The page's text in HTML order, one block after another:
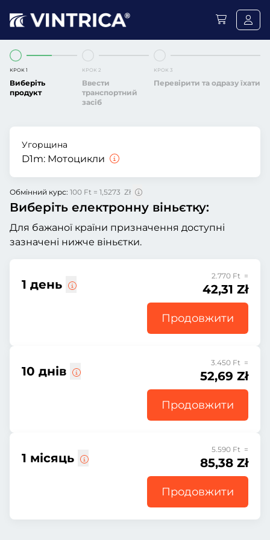
КРОК 1
Виберіть
продукт
КРОК 2
Ввести
транспортний
засіб
КРОК 3
Перевірити та одразу їхати
Угорщина
D1m: Мотоцикли
Обмінний курс: 100 Ft = 1,5273 Zł
Виберіть електронну віньєтку:
Для бажаної країни призначення доступні
зазначені нижче віньєтки.
1 день
2.770 Ft =
42,31 Zł
Продовжити
10 днів
3.450 Ft =
52,69 Zł
Продовжити
1 місяць
5.590 Ft =
85,38 Zł
Продовжити